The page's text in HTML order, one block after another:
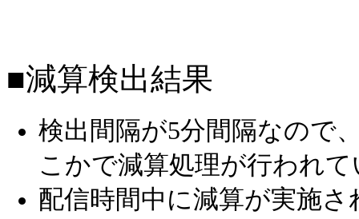
■減算検出結果
検出間隔が5分間隔なので
こかで減算処理が行われ
配信時間中に減算が実施